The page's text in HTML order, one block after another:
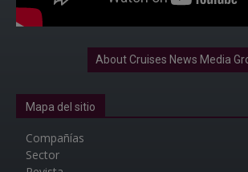
About Cruises News Media
Mapa del sitio
Compañías
Sector